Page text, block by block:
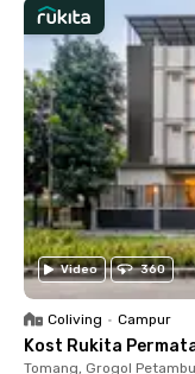
Video 360
Coliving • Campur
Kost Rukita
Tomang, Grogol